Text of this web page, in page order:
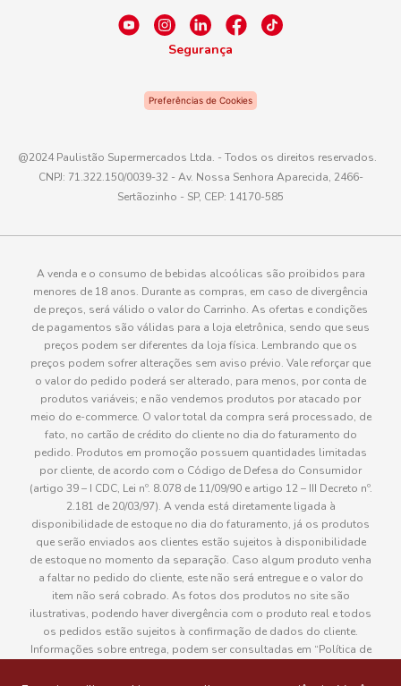
E-mail
Segurança
Preferências de Cookies
@2024 Paulistão Supermercados Ltda. - Todos os direitos reservados.
CNPJ: 71.322.150/0039-32 - Av. Nossa Senhora Aparecida, 2466-
Sertãozinho - SP, CEP: 14170-585
A venda e o consumo de bebidas alcoólicas são proibidos para
menores de 18 anos. Durante as compras, em caso de divergência
de preços, será válido o valor do Carrinho. As ofertas e condições
de pagamentos são válidas para a loja eletrônica, sendo que seus
preços podem ser diferentes da loja física. Lembrando que os
preços podem sofrer alterações sem aviso prévio. Vale reforçar que
o valor do pedido poderá ser alterado, para menos, por conta de
produtos variáveis; e não vendemos produtos por atacado por
meio do e-commerce. O valor total da compra será processado, de
fato, no cartão de crédito do cliente no dia do faturamento do
pedido. Produtos em promoção possuem quantidades limitadas
por cliente, de acordo com o Código de Defesa do Consumidor
(artigo 39 – I CDC, Lei nº. 8.078 de 11/09/90 e artigo 12 – III Decreto nº.
2.181 de 20/03/97). A venda está diretamente ligada à
disponibilidade de estoque no dia do faturamento, já os produtos
que serão enviados aos clientes estão sujeitos à disponibilidade
de estoque no momento da separação. Caso algum produto venha
a faltar no pedido do cliente, este não será entregue e o valor do
item não será cobrado. As fotos dos produtos no site são
ilustrativas, podendo haver divergência com o produto real e todos
os pedidos estão sujeitos à confirmação de dados do cliente.
Informações sobre entrega, podem ser consultadas em “Política de